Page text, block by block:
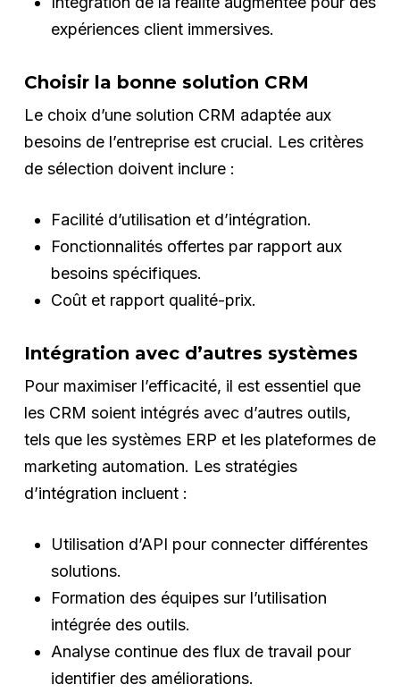
expériences client immersives.
Choisir la bonne solution CRM
Le choix d’une solution CRM adaptée aux
besoins de l’entreprise est crucial. Les critères
de sélection doivent inclure :
Facilité d’utilisation et d’intégration.
Fonctionnalités offertes par rapport aux
besoins spécifiques.
Coût et rapport qualité-prix.
Intégration avec d’autres systèmes
Pour maximiser l’efficacité, il est essentiel que
les CRM soient intégrés avec d’autres outils,
tels que les systèmes ERP et les plateformes de
marketing automation. Les stratégies
d’intégration incluent :
Utilisation d’API pour connecter différentes
solutions.
Formation des équipes sur l’utilisation
intégrée des outils.
Analyse continue des flux de travail pour
identifier des améliorations.